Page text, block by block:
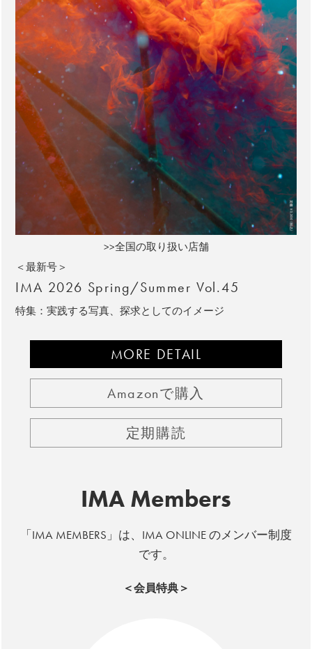
>>全国の取り扱い店舗
＜最新号＞
IMA 2026 Spring/Summer Vol.45
特集：実践する写真、探求としてのイメージ
MORE DETAIL
Amazonで購入
定期購読
IMA Members
「IMA MEMBERS」は、IMA ONLINE のメンバー制度
です。
＜会員特典＞